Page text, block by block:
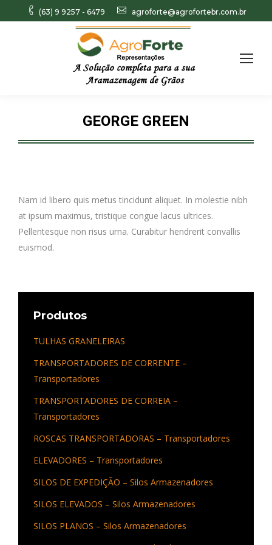
(63) 9 9257 - 6479 agroforte@agrofortebr.com.br
GEORGE GREEN
Você está aqui:
Nam id libero quis metus tincidunt aliquet. In molestie nibh
at ipsum maximus, tristique congue lacus ultrices.
Pellentesque non risus urna. Curabitur hendrerit convallis
euismod.
Produtos
TULHAS GRANELEIRAS
TRANSPORTADORES DE CORRENTE –
Transportadores
TRANSPORTADORES DE CORREIA –
Transportadores
ROSCAS TRANSPORTADORAS – Transportadores
ELEVADORES – Transportadores
SILOS DE EXPEDIÇÃO – Silos Armazenadores
SILOS ELEVADOS – Silos Armazenadores
SILOS PLANOS – Silos Armazenadores